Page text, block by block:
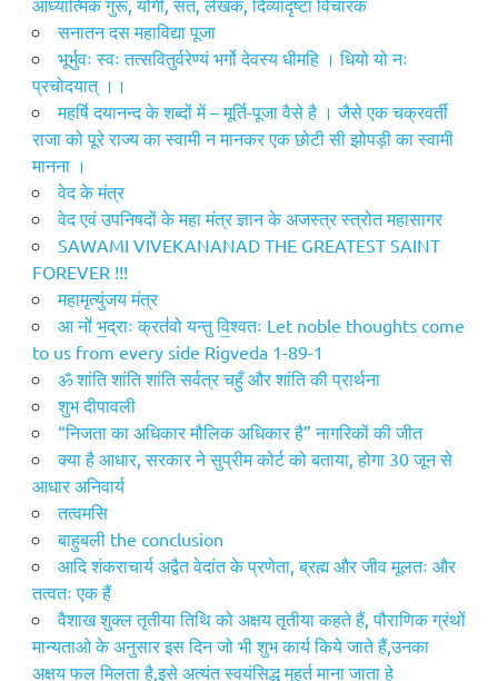
सनातन दस महाविद्या पूजा
भूर्भुवः स्वः तत्सवितुर्वरेण्यं भर्गो देवस्य धीमहि । धियो यो नः
प्रचोदयात् ।।
महर्षि दयानन्द के शब्दों में – मूर्ति-पूजा वैसे है । जैसे एक चक्रवर्ती
राजा को पूरे राज्य का स्वामी न मानकर एक छोटी सी झोपड़ी का स्वामी
मानना ।
वेद के मंत्र
वेद एवं उपनिषदों के महा मंत्र ज्ञान के अजस्त्र स्त्रोत महासागर
SAWAMI VIVEKANANAD THE GREATEST SAINT
FOREVER !!!
महामृत्युंजय मंत्र
आ नो॑ भ॒द्राः क्रत॑वो यन्तु वि॒श्वतः Let noble thoughts come
to us from every side Rigveda 1-89-1
ॐ शांति शांति शांति सर्वत्र चहुँ और शांति की प्रार्थना
शुभ दीपावली
“निजता का अधिकार मौलिक अधिकार है” नागरिकों की जीत
क्या है आधार, सरकार ने सुप्रीम कोर्ट को बताया, होगा 30 जून से
आधार अनिवार्य
तत्वमसि
​बाहुबली the conclusion
आदि शंकराचार्य अद्वैत वेदांत के प्रणेता, ब्रह्म और जीव मूलतः और
तत्वतः एक हैं
वैशाख शुक्ल तृतीया तिथि को अक्षय तृतीया कहते हैं, पौराणिक ग्रंथों
मान्यताओ के अनुसार इस दिन जो भी शुभ कार्य किये जाते हैं,उनका
अक्षय फल मिलता है,इसे अत्यंत स्वयंसिद्ध मुहूर्त माना जाता हे